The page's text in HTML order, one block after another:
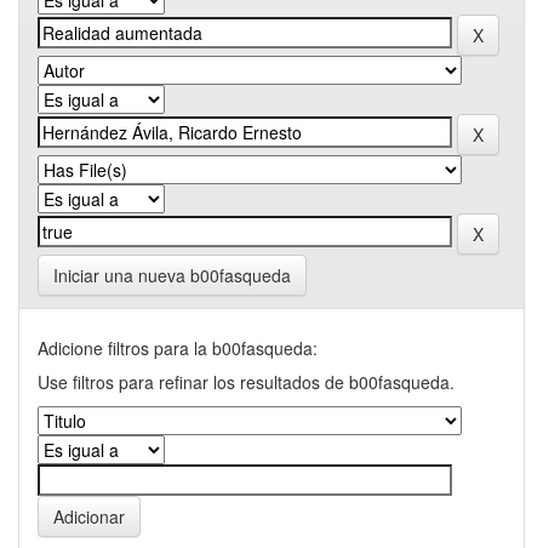
Iniciar una nueva b00fasqueda
Adicione filtros para la b00fasqueda:
Use filtros para refinar los resultados de b00fasqueda.